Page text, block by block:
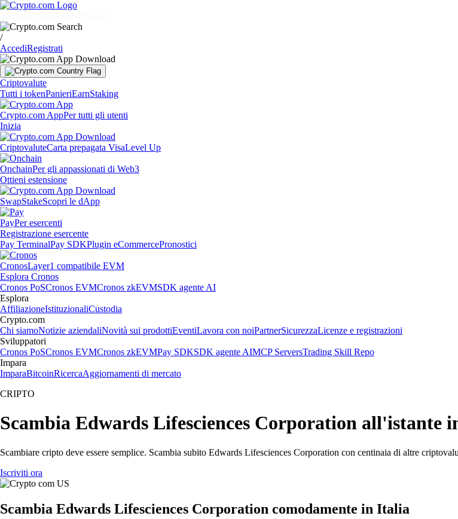
/
AccediRegistrati
Criptovalute
Tutti i tokenPanieriEarnStaking
Crypto.com AppPer tutti gli utenti
Inizia
CriptovaluteCarta prepagata VisaLevel Up
OnchainPer gli appassionati di Web3
Ottieni estensione
SwapStakeScopri le dApp
PayPer esercenti
Registrazione esercente
Pay TerminalPay SDKPlugin eCommercePronostici
CronosLayer1 compatibile EVM
Esplora Cronos
Cronos PoSCronos EVMCronos zkEVMSDK agente AI
Esplora
AffiliazioneIstituzionaliCustodia
Crypto.com
Chi siamoNotizie aziendaliNovità sui prodottiEventiLavora con noiPartnerSicurezzaLicenze e registrazioni
Sviluppatori
Cronos PoSCronos EVMCronos zkEVMPay SDKSDK agente AIMCP ServersTrading Skill Repo
Impara
ImparaBitcoinRicercaAggiornamenti di mercato
CRIPTO
Scambia Edwards Lifesciences Corporation all'istante
Scambiare cripto deve essere semplice. Scambia subito Edwards Lifesciences Corporation con centinaia di altre
Iscriviti ora
Scambia Edwards Lifesciences Corporation comodamente in Italia